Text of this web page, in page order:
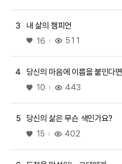
3
내 삶의 챔피언
좋아요
16 511
4
당신의 마음에 이름을 붙인다면
좋아요
10 443
5
당신의 삶은 무슨 색인가요?
좋아요
15 402